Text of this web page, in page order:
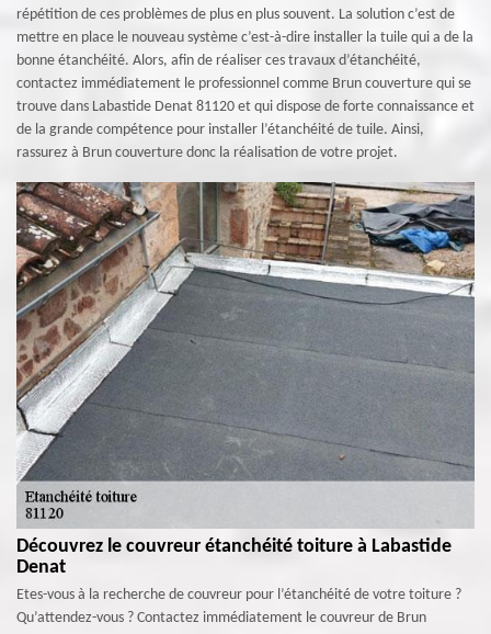
répétition de ces problèmes de plus en plus souvent. La solution c’est de
mettre en place le nouveau système c’est-à-dire installer la tuile qui a de la
bonne étanchéité. Alors, afin de réaliser ces travaux d’étanchéité,
contactez immédiatement le professionnel comme Brun couverture qui se
trouve dans Labastide Denat 81120 et qui dispose de forte connaissance et
de la grande compétence pour installer l’étanchéité de tuile. Ainsi,
rassurez à Brun couverture donc la réalisation de votre projet.
Découvrez le couvreur étanchéité toiture à Labastide
Denat
Etes-vous à la recherche de couvreur pour l’étanchéité de votre toiture ?
Qu’attendez-vous ? Contactez immédiatement le couvreur de Brun